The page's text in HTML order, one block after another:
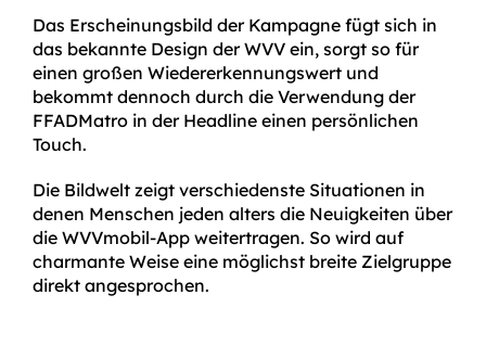
Das Erscheinungs­bild der Kampagne fügt sich in
das bekannte Design der WVV ein, sorgt so für
einen großen Wieder­erkennungs­wert und
bekommt dennoch durch die Verwendung der
FFADMatro in der Headline einen persönlichen
Touch.
Die Bildwelt zeigt verschiedenste Situationen in
denen Menschen jeden alters die Neuigkeiten über
die WVVmobil-App weitertragen. So wird auf
charmante Weise eine möglichst breite Zielgruppe
direkt angesprochen.